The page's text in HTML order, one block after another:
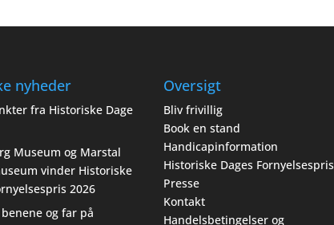
nyheder
fra Historiske Dage
Museum og Marstal
vinder Historiske
2026
og far på
Oversigt
Bliv frivillig
Book en stand
Handicapinformation
Historiske Dages Fornyelsespris
Presse
Kontakt
Handelsbetingelser og